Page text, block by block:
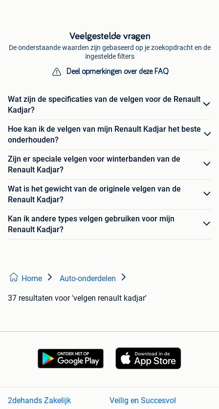
Veelgestelde vragen
De onderstaande waarden zijn gebaseerd op je zoekopdracht en de
ingestelde filters
Deel opmerkingen over deze FAQ
Wat zijn de specificaties van de velgen voor de Renault
Kadjar?
Hoe kan ik de velgen van mijn Renault Kadjar het beste
onderhouden?
Zijn er speciale velgen voor winterbanden van de
Renault Kadjar?
Wat is het gewicht van de originele velgen van de
Renault Kadjar?
Kan ik andere types velgen gebruiken voor mijn
Renault Kadjar?
Home Auto-onderdelen
37 resultaten voor 'velgen renault kadjar'
2dehands Zakelijk
Veilig en Succesvol